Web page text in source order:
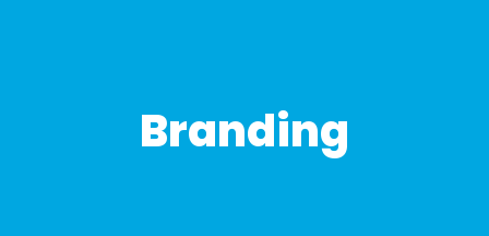
Branding